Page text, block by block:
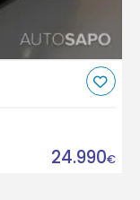
24.990€